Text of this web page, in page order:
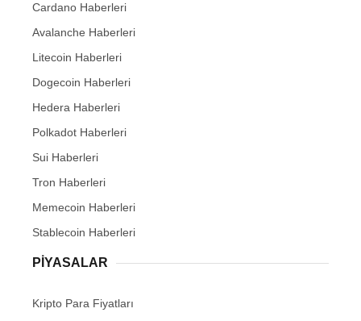
Cardano Haberleri
Avalanche Haberleri
Litecoin Haberleri
Dogecoin Haberleri
Hedera Haberleri
Polkadot Haberleri
Sui Haberleri
Tron Haberleri
Memecoin Haberleri
Stablecoin Haberleri
PIYASALAR
Kripto Para Fiyatları